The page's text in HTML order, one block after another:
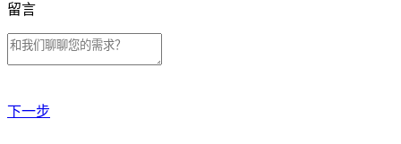
留言
下一步